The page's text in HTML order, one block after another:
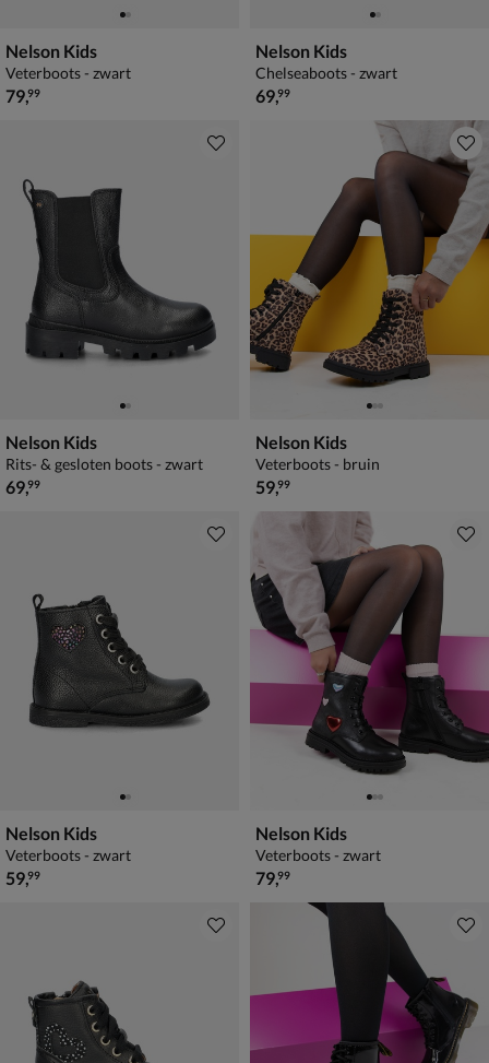
Nelson Kids
Veterboots - zwart
€ 79,99
79,99
Nelson Kids
Chelseaboots - zwart
€ 69,99
69,99
Nelson Kids
Rits- & gesloten boots - zwart
€ 69,99
69,99
Nelson Kids
Veterboots - bruin
€ 59,99
59,99
Nelson Kids
Veterboots - zwart
€ 59,99
59,99
Nelson Kids
Veterboots - zwart
€ 79,99
79,99